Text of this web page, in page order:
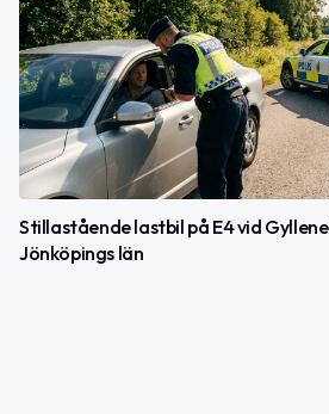
Stillastående lastbil på E4 vid
Jönköpings län